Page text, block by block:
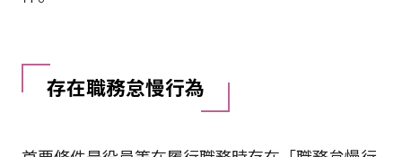
存在職務怠慢行為